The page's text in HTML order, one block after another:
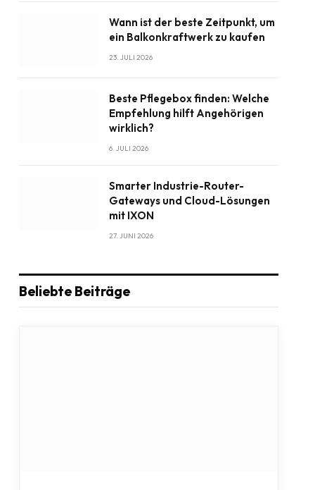
Wann ist der beste Zeitpunkt, um
ein Balkonkraftwerk zu kaufen
23. JULI 2026
Beste Pflegebox finden: Welche
Empfehlung hilft Angehörigen
wirklich?
6. JULI 2026
Smarter Industrie-Router-
Gateways und Cloud-Lösungen
mit IXON
27. JUNI 2026
Beliebte Beiträge